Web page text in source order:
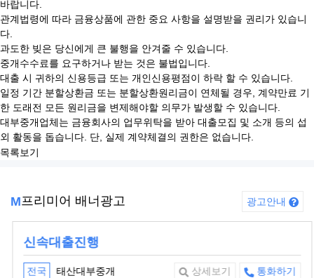
바랍니다.
관계법령에 따라 금융상품에 관한 중요 사항을 설명받을 권리가 있습니
다.
과도한 빚은 당신에게 큰 불행을 안겨줄 수 있습니다.
중개수수료를 요구하거나 받는 것은 불법입니다.
대출 시 귀하의 신용등급 또는 개인신용평점이 하락 할 수 있습니다.
일정 기간 분할상환금 또는 분할상환원리금이 연체될 경우, 계약만료 기
한 도래전 모든 원리금을 변제해야할 의무가 발생할 수 있습니다.
대부중개업체는 금융회사의 업무위탁을 받아 대출모집 및 소개 등의 섭
외 활동을 돕습니다. 단, 실제 계약체결의 권한은 없습니다.
목록보기
M프리미어 배너광고 광고안내
신속대출진행
전국 태산대부중개 상세보기 통화하기